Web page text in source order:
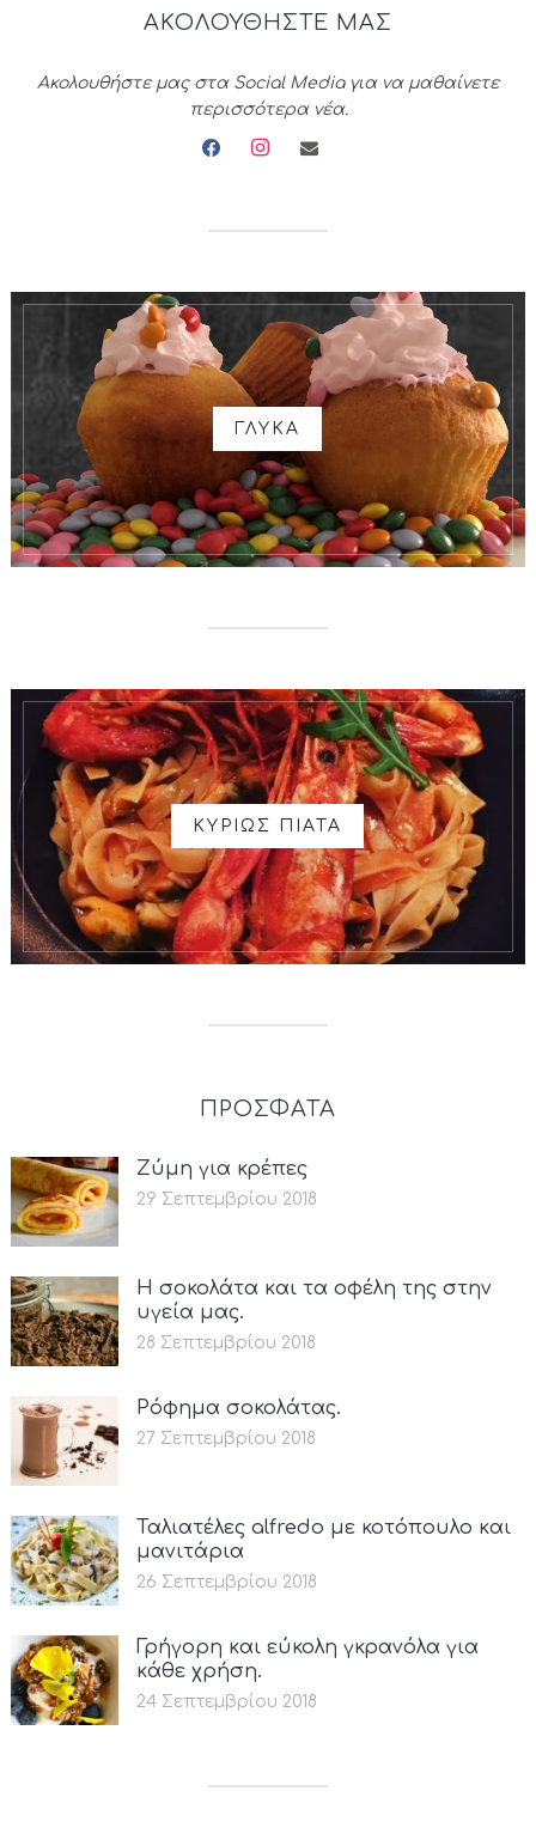
ΑΚΟΛΟΥΘΗΣΤΕ ΜΑΣ
Ακολουθήστε μας στα Social Media για να μαθαίνετε
περισσότερα νέα.
facebookinstagramenvelope
ΓΛΥΚΑ
ΚΥΡΙΩΣ ΠΙΑΤΑ
ΠΡΟΣΦΑΤΑ
Ζύμη για κρέπες
29 Σεπτεμβρίου 2018
Η σοκολάτα και τα οφέλη της στην
υγεία μας.
28 Σεπτεμβρίου 2018
Ρόφημα σοκολάτας.
27 Σεπτεμβρίου 2018
Ταλιατέλες alfredo με κοτόπουλο και
μανιτάρια
26 Σεπτεμβρίου 2018
Γρήγορη και εύκολη γκρανόλα για
κάθε χρήση.
24 Σεπτεμβρίου 2018